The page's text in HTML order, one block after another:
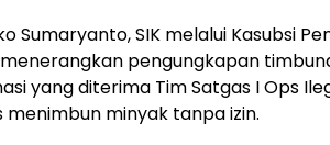
Sumaryanto, SIK melalui Kasubsi
menerangkan pengungkapan
yang diterima Tim Satgas I Ops
minyak tanpa izin.